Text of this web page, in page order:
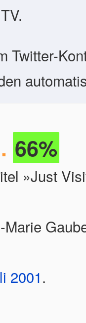
Twitter-
. 66%
»Just
Marie
2001.